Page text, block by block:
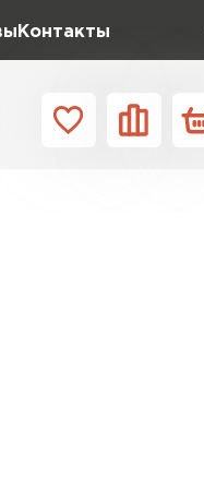
Контакты